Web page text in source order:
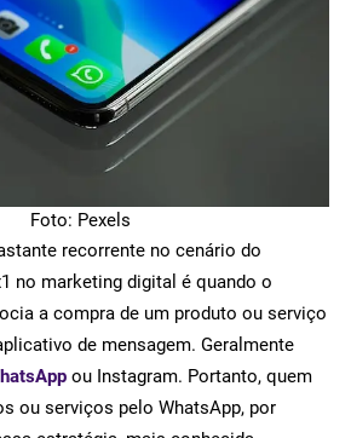
Foto: Pexels
recorrente no cenário do
no marketing digital é quando o
a compra de um produto ou serviço
de mensagem. Geralmente
ou Instagram. Portanto, quem
ou serviços pelo WhatsApp, por